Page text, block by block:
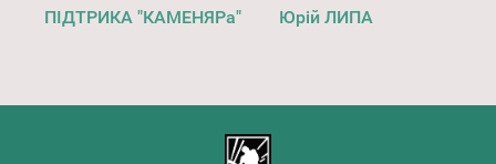
ПІДТРИКА "КАМЕНЯРа" Юрій ЛИПА